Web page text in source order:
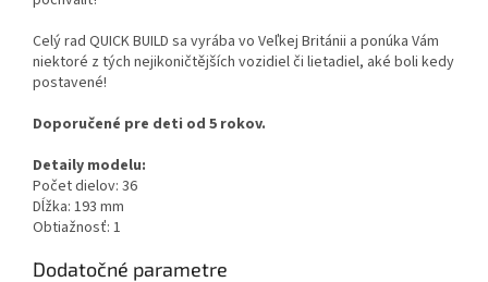
Celý rad QUICK BUILD sa vyrába vo Veľkej Británii a ponúka Vám
niektoré z tých nejikoničtějších vozidiel či lietadiel, aké boli kedy
postavené!
Doporučené pre deti od 5 rokov.
Detaily modelu:
Počet dielov: 36
Dĺžka: 193 mm
Obtiažnosť: 1
Dodatočné parametre